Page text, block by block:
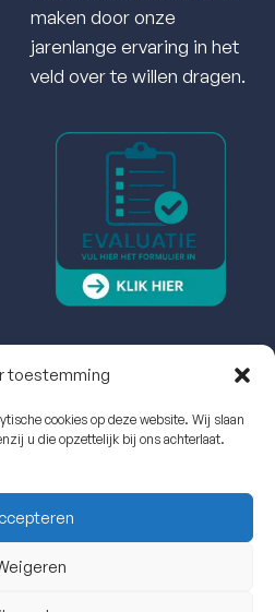
toestemming
cookies op deze website. Wij slaan
u die opzettelijk bij ons achterlaat.
maken door onze
jarenlange ervaring in het
veld over te willen dragen.